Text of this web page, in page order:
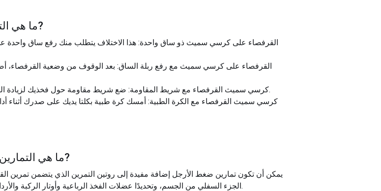
ما هي?
القرفصاء على كرسي سميث ذو ساق واحدة: هذا الاختلاف يتطلب منك رفع ساق واحدة
القرفصاء على كرسي سميث مع رفع ربلة الساق: بعد الوقوف من وضعية القرفصاء،
كرسي سميث القرفصاء مع شريط المقاومة: ضع شريط مقاومة حول فخذيك لزيادة الصعوبة وإشراك عضلات المؤخرة والفخذ أثناء القرفصاء.
كرسي سميث القرفصاء مع الكرة الطبية: أمسك كرة طبية بكلتا يديك على صدرك أثناء
ما هي?
يمكن أن تكون تمارين ضغط الأرجل إضافة مفيدة إلى روتين التمرين الذي يتضمن
الجزء السفلي من الجسم، وتحديدًا عضلات الفخذ الرباعية وأوتار الركبة والأرداف، وتسمح برفع الأثقال الثقيلة في بيئة خاضعة للرقابة.